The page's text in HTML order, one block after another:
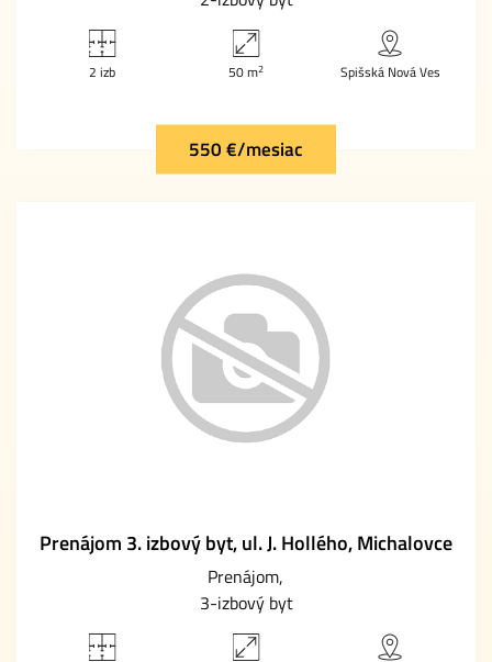
2 izb 50 m2 Spišská Nová Ves
550 €/mesiac
Prenájom 3. izbový byt, ul. J. Hollého, Michalovce
Prenájom
3-izbový byt